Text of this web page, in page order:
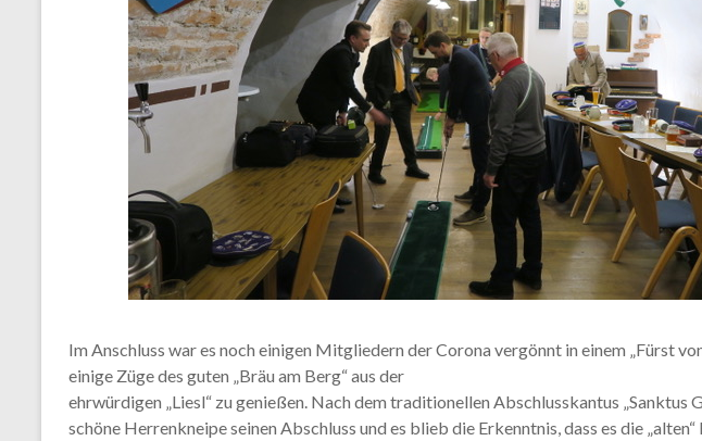
Im Anschluss war es noch einigen Mitgliedern der Corona vergönnt in einem „Fürst
einige Züge des guten „Bräu am Berg“ aus der
ehrwürdigen „Liesl“ zu genießen. Nach dem traditionellen Abschlusskantus „Sanktus
schöne Herrenkneipe seinen Abschluss und es blieb die Erkenntnis, dass es die